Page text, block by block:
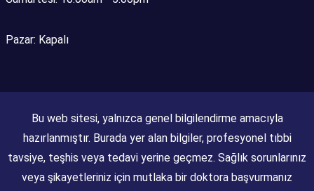
Pazar: Kapalı
Bu web sitesi, yalnızca genel bilgilendirme amacıyla
hazırlanmıştır. Burada yer alan bilgiler, profesyonel tıbbi
tavsiye, teşhis veya tedavi yerine geçmez. Sağlık sorunlarınız
veya şikayetleriniz için mutlaka bir doktora başvurmanız